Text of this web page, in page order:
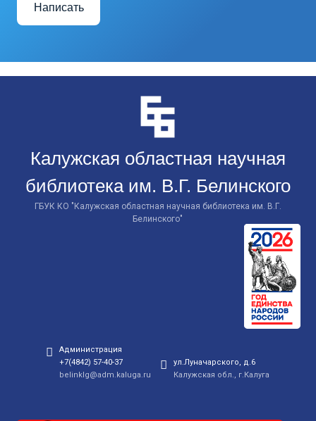
Написать
Калужская областная научная
библиотека им. В.Г. Белинского
ГБУК КО "Калужская областная научная библиотека им. В.Г.
Белинского"
Администрация
+7(4842) 57-40-37
belinklg@adm.kaluga.ru
ул.Луначарского, д.6
Калужская обл., г.Калуга